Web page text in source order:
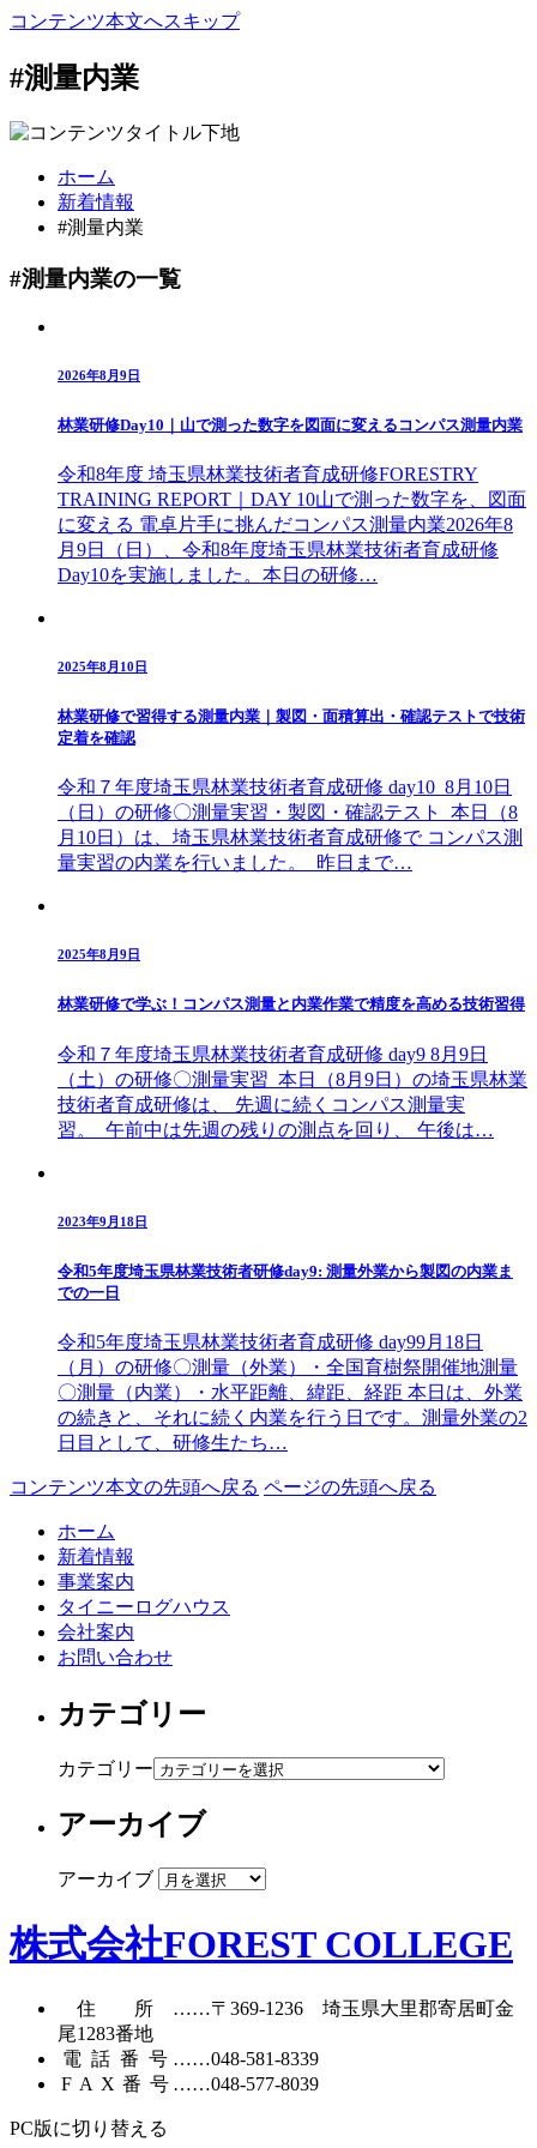
コンテンツ本文へスキップ
#測量内業
ホーム
新着情報
#測量内業
#測量内業の一覧
2026年8月9日
林業研修Day10｜山で測った数字を図面に変えるコンパス測量内業
令和8年度 埼玉県林業技術者育成研修FORESTRY
TRAINING REPORT｜DAY 10山で測った数字を、図面
に変える 電卓片手に挑んだコンパス測量内業2026年8
月9日（日）、令和8年度埼玉県林業技術者育成研修
Day10を実施しました。本日の研修…
2025年8月10日
林業研修で習得する測量内業｜製図・面積算出・確認テストで技術
定着を確認
令和７年度埼玉県林業技術者育成研修 day10 8月10日
（日）の研修〇測量実習・製図・確認テスト 本日（8
月10日）は、埼玉県林業技術者育成研修で コンパス測
量実習の内業を行いました。 昨日まで…
2025年8月9日
林業研修で学ぶ！コンパス測量と内業作業で精度を高める技術習得
令和７年度埼玉県林業技術者育成研修 day9 8月9日
（土）の研修〇測量実習 本日（8月9日）の埼玉県林業
技術者育成研修は、 先週に続くコンパス測量実
習。 午前中は先週の残りの測点を回り、 午後は…
2023年9月18日
令和5年度埼玉県林業技術者研修day9: 測量外業から製図の内業ま
での一日
令和5年度埼玉県林業技術者育成研修 day99月18日
（月）の研修〇測量（外業）・全国育樹祭開催地測量
〇測量（内業）・水平距離、緯距、経距 本日は、外業
の続きと、それに続く内業を行う日です。測量外業の2
日目として、研修生たち…
コンテンツ本文の先頭へ戻る ページの先頭へ戻る
ホーム
新着情報
事業案内
タイニーログハウス
会社案内
お問い合わせ
カテゴリー
カテゴリー
アーカイブ
アーカイブ
株式会社FOREST COLLEGE
住所……〒369-1236 埼玉県大里郡寄居町金
尾1283番地
電話番号……048-581-8339
FAX番号……048-577-8039
PC版に切り替える